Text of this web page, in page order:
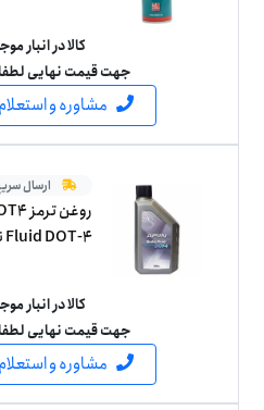
کالا در انبار
جهت قیمت نهایی لطفا
مشاوره و
ارسال
Fluid DOT-4 نیم لیتر
کالا در انبار
جهت قیمت نهایی لطفا
مشاوره و